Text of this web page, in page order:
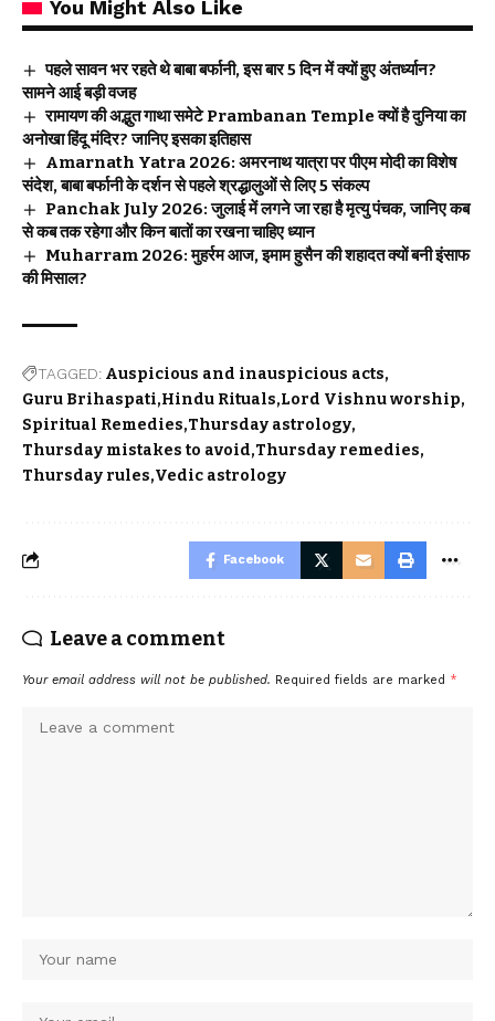
You Might Also Like
पहले सावन भर रहते थे बाबा बर्फानी, इस बार 5 दिन में क्यों हुए अंतर्ध्यान?
सामने आई बड़ी वजह
रामायण की अद्भुत गाथा समेटे Prambanan Temple क्यों है दुनिया का
अनोखा हिंदू मंदिर? जानिए इसका इतिहास
Amarnath Yatra 2026: अमरनाथ यात्रा पर पीएम मोदी का विशेष
संदेश, बाबा बर्फानी के दर्शन से पहले श्रद्धालुओं से लिए 5 संकल्प
Panchak July 2026: जुलाई में लगने जा रहा है मृत्यु पंचक, जानिए कब
से कब तक रहेगा और किन बातों का रखना चाहिए ध्यान
Muharram 2026: मुहर्रम आज, इमाम हुसैन की शहादत क्यों बनी इंसाफ
की मिसाल?
TAGGED: Auspicious and inauspicious acts
Guru Brihaspati Hindu Rituals Lord Vishnu worship
Spiritual Remedies Thursday astrology
Thursday mistakes to avoid Thursday remedies
Thursday rules Vedic astrology
Facebook
Leave a comment
Your email address will not be published. Required fields are marked *